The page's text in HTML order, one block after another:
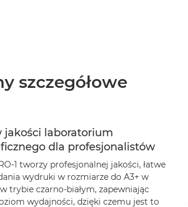
szczegółowe
jakości laboratorium
dla profesjonalistów
1 tworzy profesjonalnej jakości, łatwe
wydruki w rozmiarze do A3+ w
trybie czarno-białym, zapewniając
wydajności, dzięki czemu jest to